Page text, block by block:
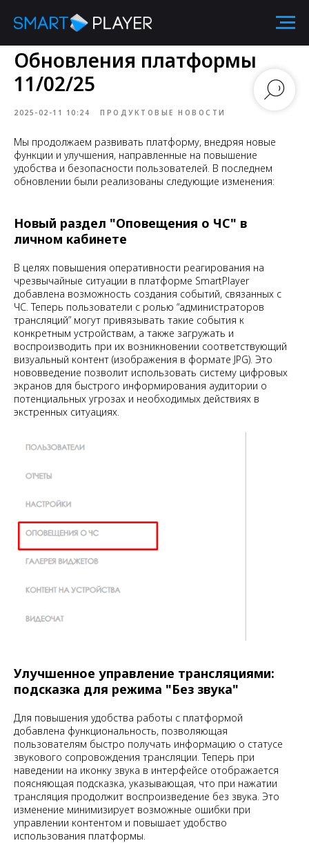
Обновления платформы
11/02/25
2025-02-11 10:24 ПРОДУКТОВЫЕ НОВОСТИ
Мы продолжаем развивать платформу, внедряя новые
функции и улучшения, направленные на повышение
удобства и безопасности пользователей. В последнем
обновлении были реализованы следующие изменения:
Новый раздел "Оповещения о ЧС" в
личном кабинете
В целях повышения оперативности реагирования на
чрезвычайные ситуации в платформе SmartPlayer
добавлена возможность создания событий, связанных с
ЧС. Теперь пользователи с ролью “администраторов
трансляций” могут привязывать такие события к
конкретным устройствам, а также загружать и
воспроизводить при их возникновении соответствующий
визуальный контент (изображения в формате JPG). Это
нововведение позволит использовать систему цифровых
экранов для быстрого информирования аудитории о
потенциальных угрозах и необходимых действиях в
экстренных ситуациях.
Улучшенное управление трансляциями:
подсказка для режима "Без звука"
Для повышения удобства работы с платформой
добавлена функциональность, позволяющая
пользователям быстро получать информацию о статусе
звукового сопровождения трансляции. Теперь при
наведении на иконку звука в интерфейсе отображается
поясняющая подсказка, указывающая, что при нажатии
трансляция продолжит воспроизведение без звука. Это
изменение минимизирует возможные ошибки при
управлении контентом и повышает удобство
использования платформы.